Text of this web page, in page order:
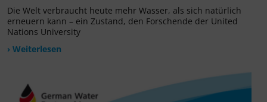
Die Welt verbraucht heute mehr Wasser, als sich natürlich
erneuern kann – ein Zustand, den Forschende der United
Nations University
› Weiterlesen